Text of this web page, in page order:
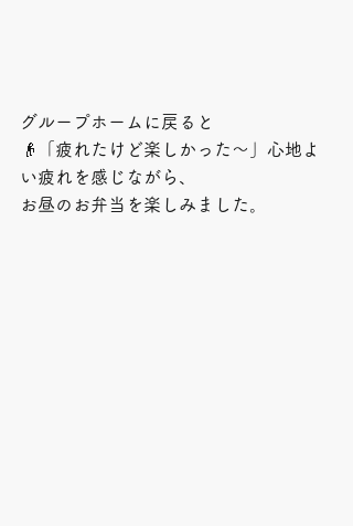
グループホームに戻ると
👴「疲れたけど楽しかった～」心地よ
い疲れを感じながら、
お昼のお弁当を楽しみました。